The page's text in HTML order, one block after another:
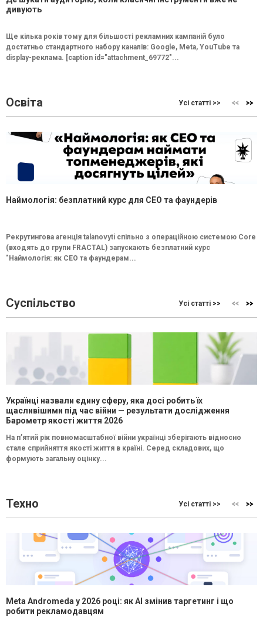
дивують
Ще кілька років тому для більшості рекламних кампаній було
достатньо стандартного набору каналів: Google, Meta, YouTube та
display-реклама. [caption id="attachment_69772"...
Освіта Усі статті >>
Наймологія: безплатний курс для CEO та фаундерів
Рекрутингова агенція talanovyti спільно з операційною системою Core
(входять до групи FRACTAL) запускають безплатний курс
"Наймологія: як СEO та фаундерам...
Суспільство Усі статті >>
Українці назвали єдину сферу, яка досі робить їх
щасливішими під час війни — результати дослідження
Барометр якості життя 2026
На п’ятий рік повномасштабної війни українці зберігають відносно
стале сприйняття якості життя в країні. Серед складових, що
формують загальну оцінку...
Техно Усі статті >>
Meta Andromeda у 2026 році: як AI змінив таргетинг і що
робити рекламодавцям